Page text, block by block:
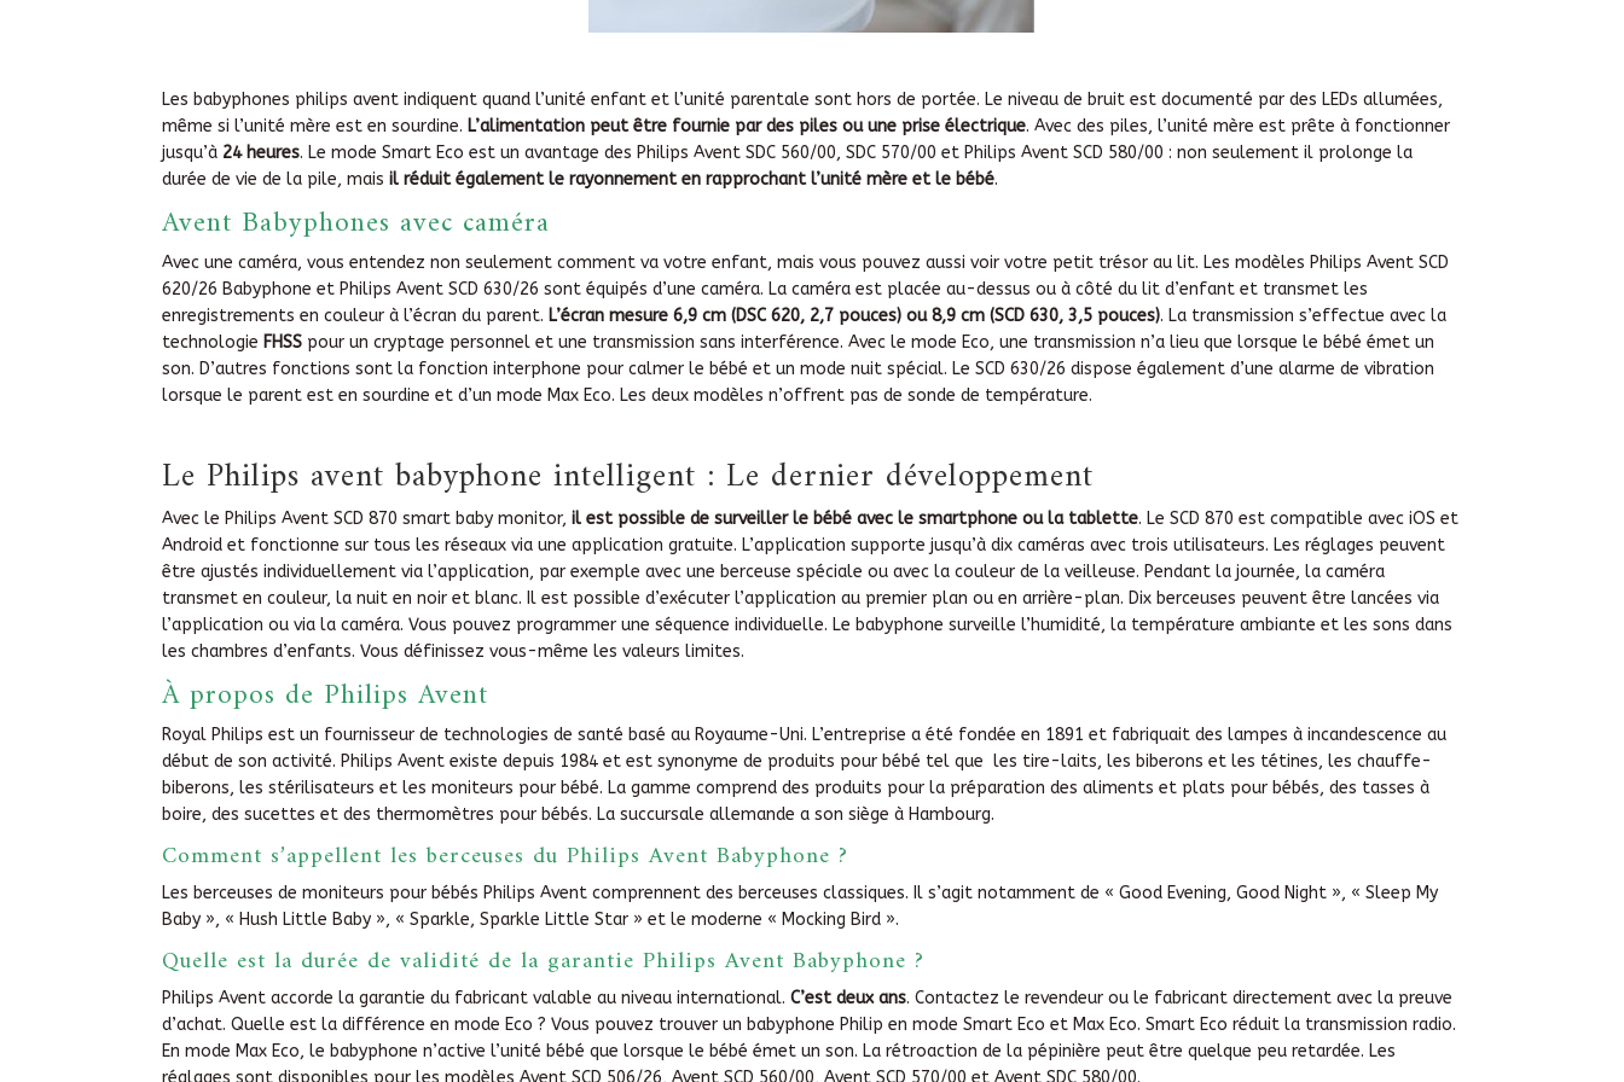
Les babyphones philips avent indiquent quand l’unité enfant et l’unité parentale sont hors de portée. Le niveau de bruit est documenté par des LEDs allumées,
même si l’unité mère est en sourdine. L’alimentation peut être fournie par des piles ou une prise électrique. Avec des piles, l’unité mère est prête à fonctionner
jusqu’à 24 heures. Le mode Smart Eco est un avantage des Philips Avent SDC 560/00, SDC 570/00 et Philips Avent SCD 580/00 : non seulement il prolonge la
durée de vie de la pile, maisil réduit également le rayonnement en rapprochant l’unité mère et le bébé.
Avent Babyphones avec caméra
Avec une caméra, vous entendez non seulement comment va votre enfant, mais vous pouvez aussi voir votre petit trésor au lit. Les modèles Philips Avent SCD
620/26 Babyphone et Philips Avent SCD 630/26 sont équipés d’une caméra. La caméra est placée au-dessus ou à côté du lit d’enfant et transmet les
enregistrements en couleur à l’écran du parent. L’écran mesure 6,9 cm (DSC 620, 2,7 pouces) ou 8,9 cm (SCD 630, 3,5 pouces). La transmission s’effectue avec la
technologie FHSS pour un cryptage personnel et une transmission sans interférence. Avec le mode Eco, une transmission n’a lieu que lorsque le bébé émet un
son. D’autres fonctions sont la fonction interphone pour calmer le bébé et un mode nuit spécial. Le SCD 630/26 dispose également d’une alarme de vibration
lorsque le parent est en sourdine et d’un mode Max Eco. Les deux modèles n’offrent pas de sonde de température.
Le Philips avent babyphone intelligent : Le dernier développement
Avec le Philips Avent SCD 870 smart baby monitor,il est possible de surveiller le bébé avec le smartphone ou la tablette. Le SCD 870 est compatible avec iOS et
Android et fonctionne sur tous les réseaux via une application gratuite. L’application supporte jusqu’à dix caméras avec trois utilisateurs. Les réglages peuvent
être ajustés individuellement via l’application, par exemple avec une berceuse spéciale ou avec la couleur de la veilleuse. Pendant la journée, la caméra
transmet en couleur, la nuit en noir et blanc. Il est possible d’exécuter l’application au premier plan ou en arrière-plan. Dix berceuses peuvent être lancées via
l’application ou via la caméra. Vous pouvez programmer une séquence individuelle. Le babyphone surveille l’humidité, la température ambiante et les sons dans
les chambres d’enfants. Vous définissez vous-même les valeurs limites.
À propos de Philips Avent
Royal Philips est un fournisseur de technologies de santé basé au Royaume-Uni. L’entreprise a été fondée en 1891 et fabriquait des lampes à incandescence au
début de son activité. Philips Avent existe depuis 1984 et est synonyme de produits pour bébé tel que les tire-laits, les biberons et les tétines, les chauffe-
biberons, les stérilisateurs et les moniteurs pour bébé. La gamme comprend des produits pour la préparation des aliments et plats pour bébés, des tasses à
boire, des sucettes et des thermomètres pour bébés. La succursale allemande a son siège à Hambourg.
Comment s’appellent les berceuses du Philips Avent Babyphone ?
Les berceuses de moniteurs pour bébés Philips Avent comprennent des berceuses classiques. Il s’agit notamment de « Good Evening, Good Night », « Sleep My
Baby », « Hush Little Baby », « Sparkle, Sparkle Little Star » et le moderne « Mocking Bird ».
Quelle est la durée de validité de la garantie Philips Avent Babyphone ?
Philips Avent accorde la garantie du fabricant valable au niveau international.C’est deux ans. Contactez le revendeur ou le fabricant directement avec la preuve
d’achat. Quelle est la différence en mode Eco ? Vous pouvez trouver un babyphone Philip en mode Smart Eco et Max Eco. Smart Eco réduit la transmission radio.
En mode Max Eco, le babyphone n’active l’unité bébé que lorsque le bébé émet un son. La rétroaction de la pépinière peut être quelque peu retardée. Les